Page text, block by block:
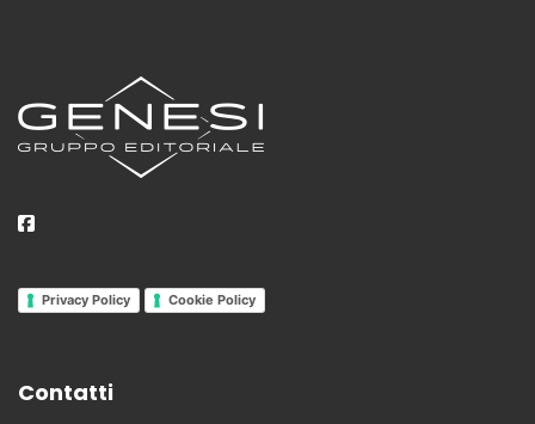
Privacy Policy Cookie Policy
Contatti